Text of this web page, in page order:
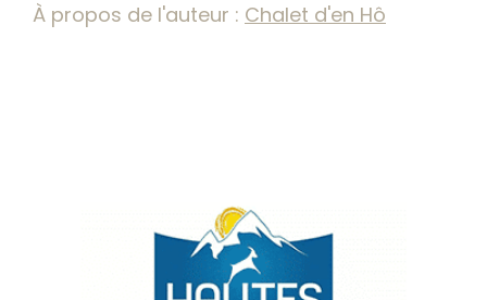
À propos de l'auteur : Chalet d'en Hô